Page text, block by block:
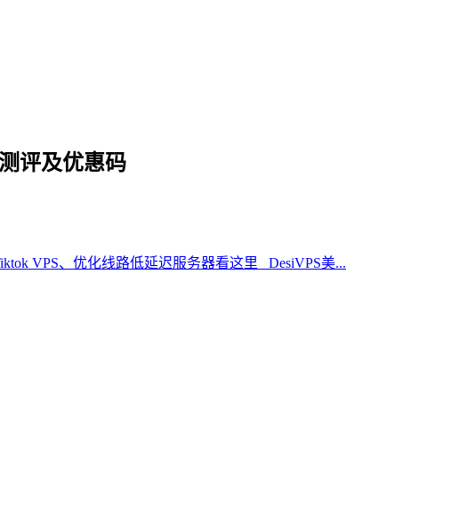
评及优惠码
VPS、优化线路低延迟服务器看这里 DesiVPS美...